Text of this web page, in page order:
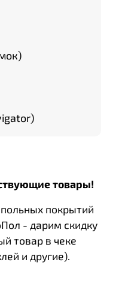
товары!
покрытий
- дарим скидку
товар в чеке
и другие).